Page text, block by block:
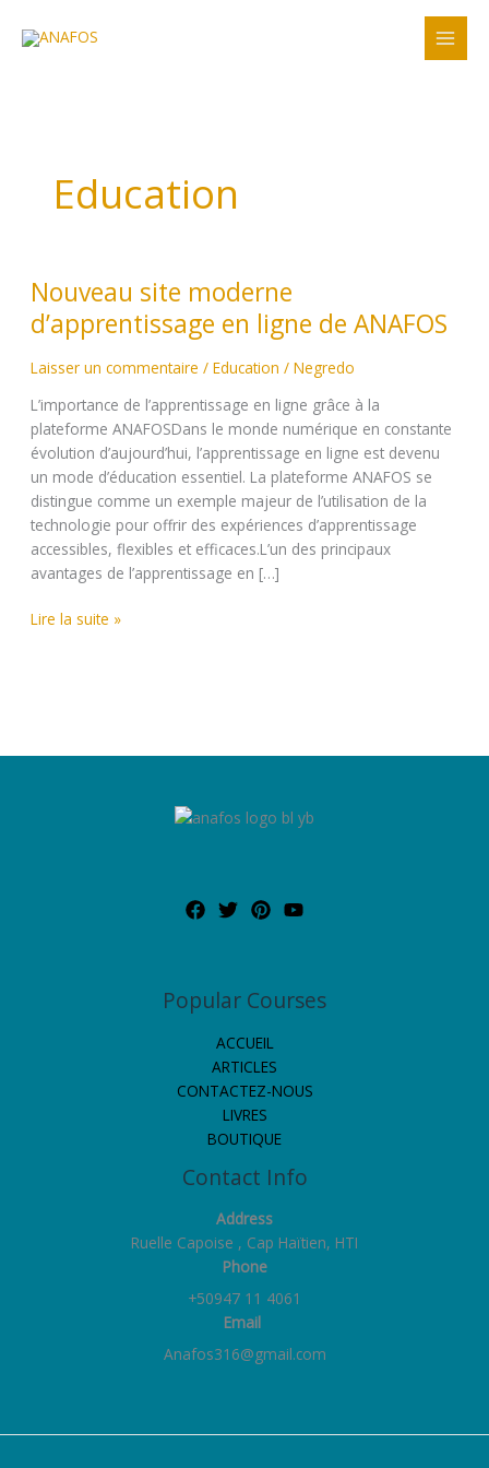
Education
Nouveau site moderne
d’apprentissage en ligne de ANAFOS
Laisser un commentaire / Education / Negredo
L’importance de l’apprentissage en ligne grâce à la
plateforme ANAFOSDans le monde numérique en constante
évolution d’aujourd’hui, l’apprentissage en ligne est devenu
un mode d’éducation essentiel. La plateforme ANAFOS se
distingue comme un exemple majeur de l’utilisation de la
technologie pour offrir des expériences d’apprentissage
accessibles, flexibles et efficaces.L’un des principaux
avantages de l’apprentissage en […]
site
moderne
d’apprentissage
en
de
ANAFOS
Lire la suite »
Popular Courses
ACCUEIL
ARTICLES
CONTACTEZ-NOUS
LIVRES
BOUTIQUE
Contact Info
Address
Ruelle Capoise , Cap Haïtien, HTI
Phone
+50947 11 4061
Email
Anafos316@gmail.com